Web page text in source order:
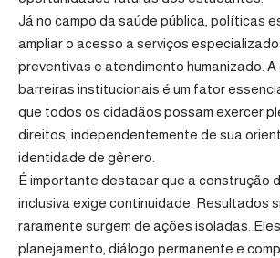
Já no campo da saúde pública, políticas
ampliar o acesso a serviços
preventivas e atendimento humanizado. A
barreiras institucionais é um fator
que todos os cidadãos possam exercer
direitos, independentemente de sua
identidade de gênero.
É importante destacar que a construção
inclusiva exige continuidade. Resultados
raramente surgem de ações isoladas.
planejamento, diálogo permanente e